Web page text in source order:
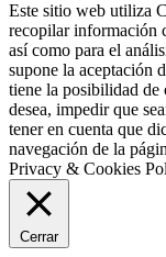
Este sitio web utiliza
recopilar información
así como para el
supone la aceptación
tiene la posibilidad de
desea, impedir que
tener en cuenta que
navegación de la
Privacy & Cookies
Cerrar